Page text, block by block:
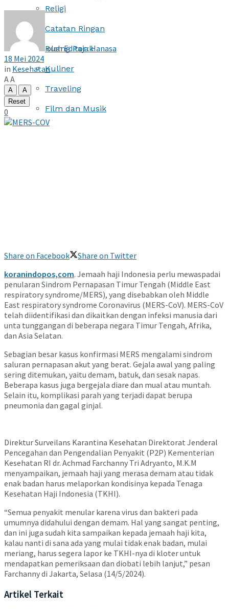
Religi
Catatan Ringan
Ruang Pajak
Kuliner
Traveling
Film dan Musik
olehEditor : Hanasa
18 Mei 2024
in Kesehatan
AA
A
A
Reset
0
Share on Facebook
Share on Twitter
koranindopos,com. Jemaah haji Indonesia perlu mewaspadai
penularan Sindrom Pernapasan Timur Tengah (Middle East
respiratory syndrome/MERS), yang disebabkan oleh Middle
East respiratory syndrome Coronavirus (MERS-CoV). MERS-CoV
telah diidentifikasi dan dikaitkan dengan infeksi manusia dari
unta tunggangan di beberapa negara Timur Tengah, Afrika,
dan Asia Selatan.
Sebagian besar kasus konfirmasi MERS mengalami sindrom
saluran pernapasan akut yang berat. Gejala awal yang paling
sering ditemukan, yaitu demam, batuk, dan sesak napas.
Beberapa kasus juga bergejala diare dan mual atau muntah.
Selain itu, komplikasi parah yang terjadi dapat berupa
pneumonia dan gagal ginjal.
Direktur Surveilans Karantina Kesehatan Direktorat Jenderal
Pencegahan dan Pengendalian Penyakit (P2P) Kementerian
Kesehatan RI dr. Achmad Farchanny Tri Adryanto, M.K.M
menyampaikan, jemaah haji yang merasa demam atau tidak
enak badan harus melaporkan kondisinya kepada Tenaga
Kesehatan Haji Indonesia (TKHI).
“Semua penyakit menular karena virus dan bakteri pada
umumnya didahului dengan demam. Hal yang sangat penting,
dan ini juga sudah kita sampaikan kepada jemaah haji kita,
kalau nanti di sana ada yang mulai tidak enak badan, mulai
meriang, harus segera lapor ke TKHI-nya di kloter untuk
mendapatkan pemeriksaan dan diobati lebih lanjut,” pesan
Farchanny di Jakarta, Selasa (14/5/2024).
Artikel Terkait